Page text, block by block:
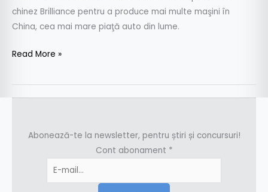
chinez Brilliance pentru a produce mai multe maşini în
China, cea mai mare piaţă auto din lume.
Read More »
Abonează-te la newsletter, pentru știri și concursuri!
Cont abonament *